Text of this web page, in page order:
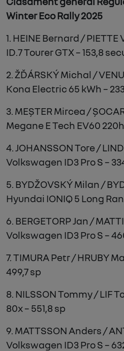
Winter Eco Rally 2025
1. HEINE Bernard /
ID.7 Tourer GTX – 153,8
2. ŽĎÁRSKÝ Michal /
Kona Electric 65 kWh –
3. MEȘTER Mircea /
Megane E Tech EV60
4. JOHANSSON Tore /
Volkswagen ID3 Pro S –
5. BYDŽOVSKÝ Milan /
Hyundai IONIQ 5 Long
6. BERGETORP Jan /
Volkswagen ID3 Pro S –
7. TIMURA Petr / HRUBY
499,7 sp
8. NILSSON Tommy / LIF
80x – 551,8 sp
9. MATTSSON Anders /
Volkswagen ID3 Pro S –